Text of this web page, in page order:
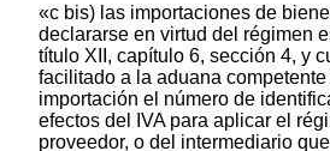
«c bis) las importaciones de
declararse en virtud del régimen
título XII, capítulo 6, sección 4, y
facilitado a la aduana
importación el número de
efectos del IVA para aplicar el
proveedor, o del intermediario